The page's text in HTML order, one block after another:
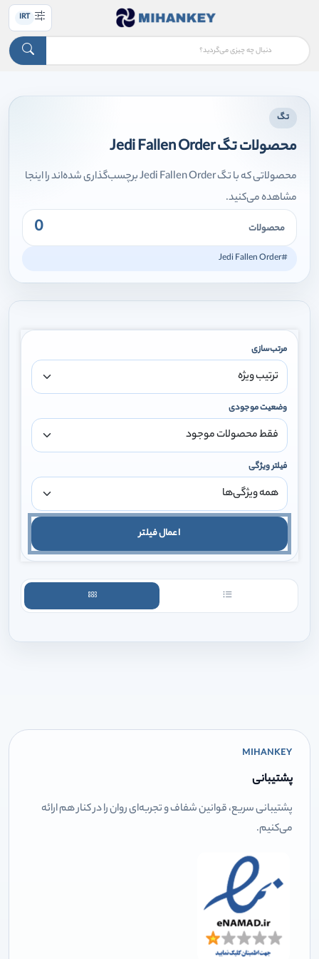
IRT
تگ
محصولات تگ Jedi Fallen Order
محصولاتی که با تگ Jedi Fallen Order برچسب‌گذاری شده‌اند را اینجا
مشاهده می‌کنید.
محصولات 0
#Jedi Fallen Order
مرتب‌سازی
وضعیت موجودی
فیلتر ویژگی
اعمال فیلتر
MIHANKEY
پشتیبانی
پشتیبانی سریع، قوانین شفاف و تجربه‌ای روان را در کنار هم ارائه
می‌کنیم.